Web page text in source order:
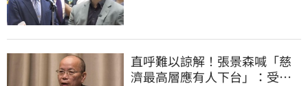
直呼難以諒解！張景森喊「慈
濟最高層應有人下台」：受害